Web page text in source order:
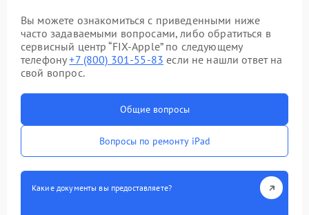
Вы можете ознакомиться с приведенными ниже
часто задаваемыми вопросами, либо обратиться в
сервисный центр “FIX-Apple” по следующему
телефону+7 (800) 301-55-83 если не нашли ответ на
свой вопрос.
Общие вопросы
Вопросы по ремонту iPad
Какие документы вы предоставляете?